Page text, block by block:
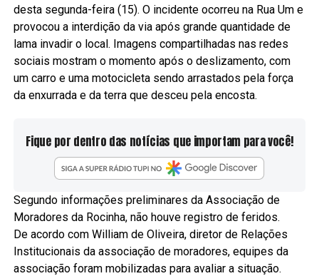
desta segunda-feira (15). O incidente ocorreu na Rua Um e
provocou a interdição da via após grande quantidade de
lama invadir o local. Imagens compartilhadas nas redes
sociais mostram o momento após o deslizamento, com
um carro e uma motocicleta sendo arrastados pela força
da enxurrada e da terra que desceu pela encosta.
Fique por dentro das notícias que importam para você!
Segundo informações preliminares da Associação de
Moradores da Rocinha, não houve registro de feridos.
De acordo com William de Oliveira, diretor de Relações
Institucionais da associação de moradores, equipes da
associação foram mobilizadas para avaliar a situação.